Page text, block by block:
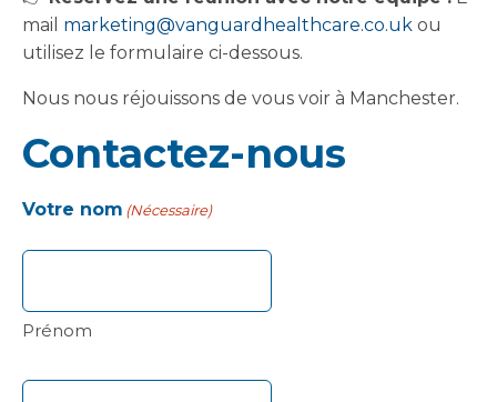
mail marketing@vanguardhealthcare.co.uk ou
utilisez le formulaire ci-dessous.
Nous nous réjouissons de vous voir à Manchester.
Contactez-nous
Votre nom (Nécessaire)
Prénom